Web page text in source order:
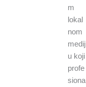
m
lokal
nom
medij
u koji
profe
siona